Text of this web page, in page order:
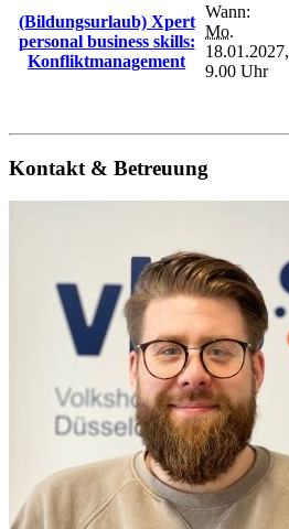
(Bildungsurlaub) Xpert
personal business skills:
Konfliktmanagement
Wann:
Mo.
18.01.2027,
9.00 Uhr
Kontakt & Betreuung